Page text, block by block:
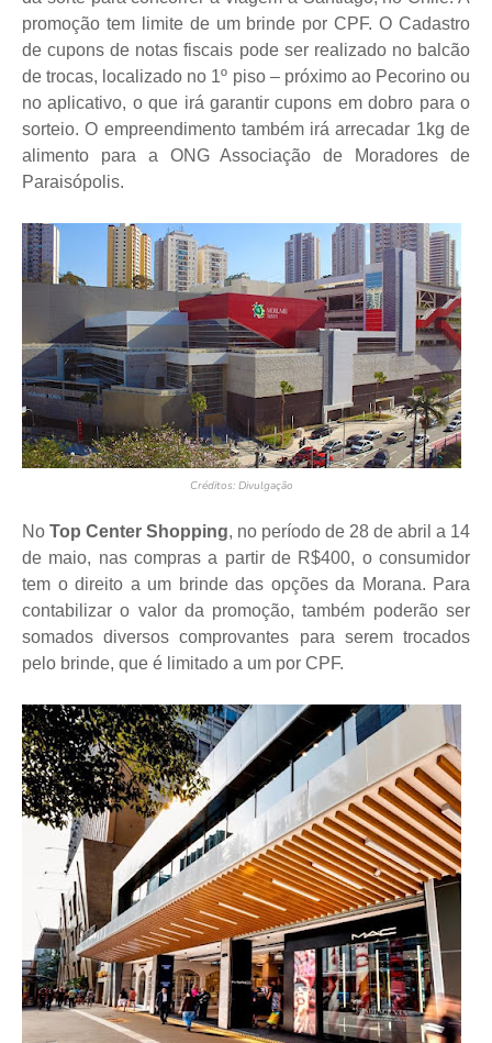
promoção tem limite de um brinde por CPF. O Cadastro
de cupons de notas fiscais pode ser realizado no balcão
de trocas, localizado no 1º piso – próximo ao Pecorino ou
no aplicativo, o que irá garantir cupons em dobro para o
sorteio. O empreendimento também irá arrecadar 1kg de
alimento para a ONG Associação de Moradores de
Paraisópolis.
Créditos: Divulgação
No Top Center Shopping, no período de 28 de abril a 14
de maio, nas compras a partir de R$400, o consumidor
tem o direito a um brinde das opções da Morana. Para
contabilizar o valor da promoção, também poderão ser
somados diversos comprovantes para serem trocados
pelo brinde, que é limitado a um por CPF.